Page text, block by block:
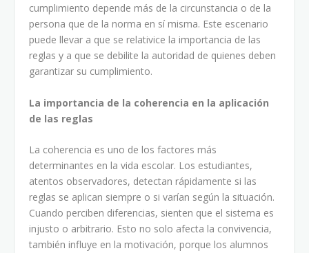
cumplimiento depende más de la circunstancia o de la
persona que de la norma en sí misma. Este escenario
puede llevar a que se relativice la importancia de las
reglas y a que se debilite la autoridad de quienes deben
garantizar su cumplimiento.
La importancia de la coherencia en la aplicación
de las reglas
La coherencia es uno de los factores más
determinantes en la vida escolar. Los estudiantes,
atentos observadores, detectan rápidamente si las
reglas se aplican siempre o si varían según la situación.
Cuando perciben diferencias, sienten que el sistema es
injusto o arbitrario. Esto no solo afecta la convivencia,
también influye en la motivación, porque los alumnos